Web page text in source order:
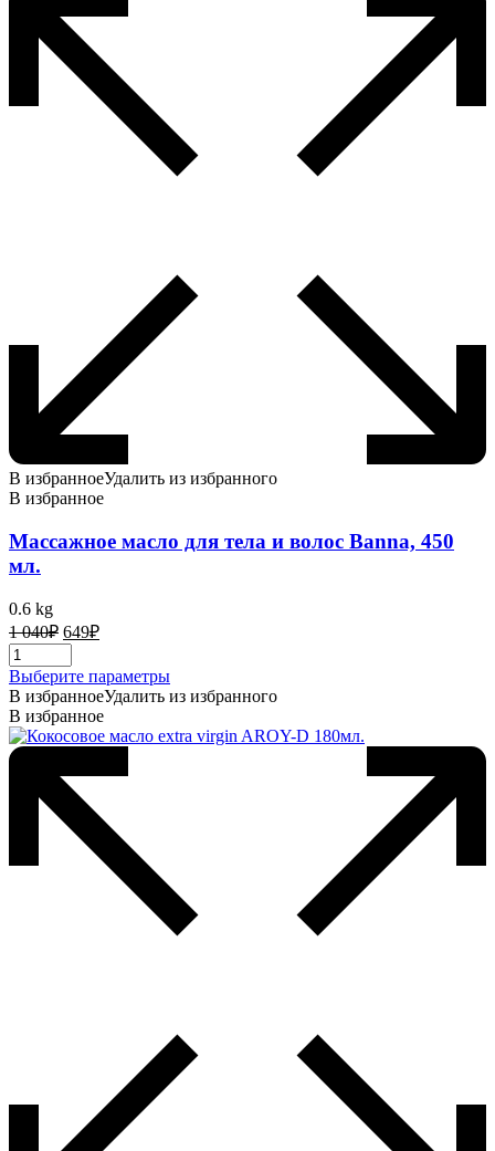
В избранноеУдалить из избранного
В избранное
Массажное масло для тела и волос Banna, 450
мл.
0.6 kg
1 040₽ Первоначальная
цена
составляла
1
040₽.
649₽Текущая
649₽.
Выберите параметрыЭтот
товар
несколько
В избранноеУдалить из избранного
В избранное